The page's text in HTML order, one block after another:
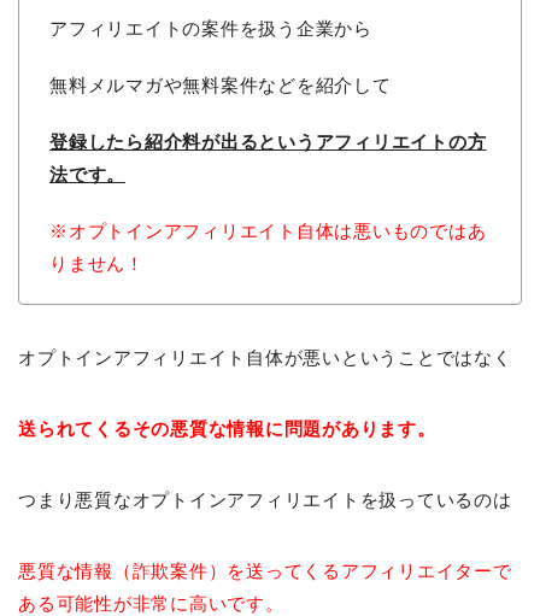
アフィリエイトの案件を扱う企業から
無料メルマガや無料案件などを紹介して
登録したら紹介料が出るという アフィリエイトの方
法です。
※オプトインアフィリエイト自体は悪いものではあ
りません！
オプトインアフィリエイト自体が悪いということではなく
送られてくるその悪質な情報に問題があります。
つまり悪質なオプトインアフィリエイトを扱っているのは
悪質な情報（詐欺案件）を送ってくるアフィリエイターで
ある可能性が非常に高いです。